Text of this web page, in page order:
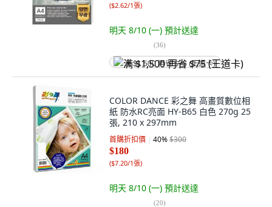
($2.62/1張)
明天 8/10 (一) 預計送達
(36)
满 $1,500 再省 $75 (王道卡)
COLOR DANCE 彩之舞 高畫質數位相
紙 防水RC亮面 HY-B65 白色 270g 25
張, 210 x 297mm
首購折扣價 40%$300
$180
($7.20/1張)
明天 8/10 (一) 預計送達
(20)